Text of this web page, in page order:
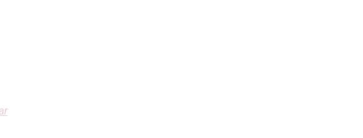
partnerům
chyb,